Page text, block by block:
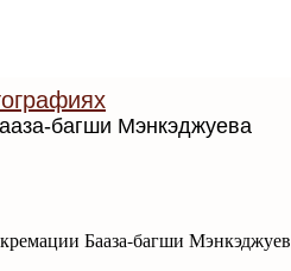
багши Мэнкэджуева
Бааза-багши